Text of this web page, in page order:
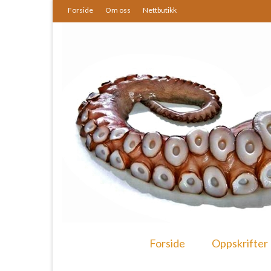
Forside Om oss Nettbutikk
Forside Oppskrifter